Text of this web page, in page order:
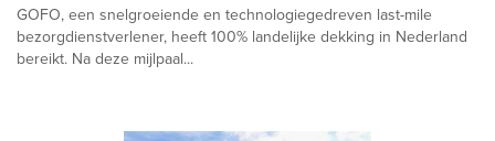
GOFO, een snelgroeiende en technologiegedreven last-mile
bezorgdienstverlener, heeft 100% landelijke dekking in Nederland
bereikt. Na deze mijlpaal...